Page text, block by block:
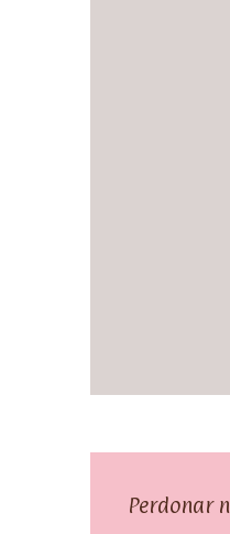
Perdonar